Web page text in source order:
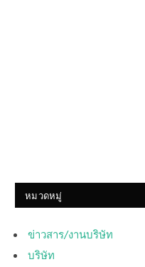
หมวดหมู่
ข่าวสาร/งานบริษัท
บริษัท